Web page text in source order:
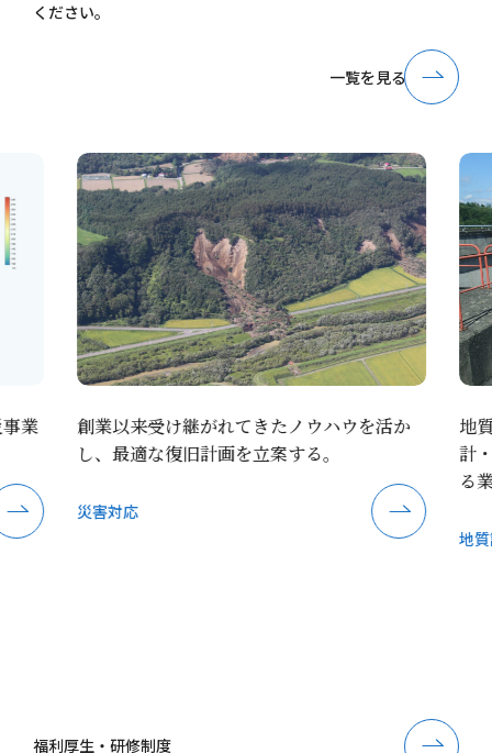
ください。
一覧を見る
創業以来受け継がれてきたノウハウを活か
し、最適な復旧計画を立案する。
災害対応
地質
計・
る業
地質調
福利厚生・研修制度